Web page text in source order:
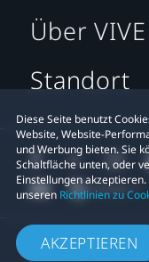
Diese Seite benutzt
Website, Website-
und Werbung bieten. Sie
Schaltfläche unten, oder
Einstellungen
unseren Richtlinien zu
AKZEPTIEREN
Über VIVE
Standort
©